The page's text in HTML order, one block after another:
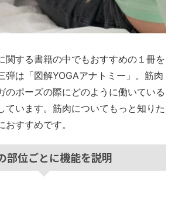
関する書籍の中でもおすすめの１冊を
弾は「図解YOGAアナトミー」。筋肉
のポーズの際にどのように働いている
ています。筋肉についてもっと知りた
すすめです。
部位ごとに機能を説明